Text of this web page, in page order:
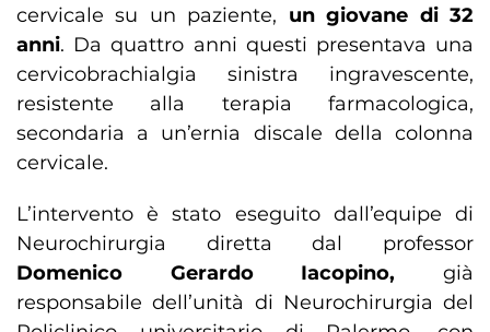
cervicale su un paziente, un giovane di 32
anni. Da quattro anni questi presentava una
cervicobrachialgia sinistra ingravescente,
resistente alla terapia farmacologica,
secondaria a un’ernia discale della colonna
cervicale.
L’intervento è stato eseguito dall’equipe di
Neurochirurgia diretta dal professor
Domenico Gerardo Iacopino, già
responsabile dell’unità di Neurochirurgia del